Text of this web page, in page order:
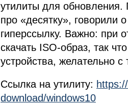
утилиты для обновления.
про «десятку», говорили
гиперссылку. Важно: при
скачать ISO-образ, так
устройства, желательно с
Ссылка на утилиту:
download/windows10